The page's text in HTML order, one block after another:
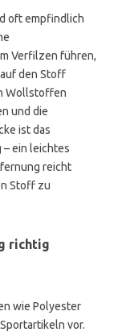
oft empfindlich
Verfilzen führen,
den Stoff
Wollstoffen
und die
ist das
ein leichtes
reicht
Stoff zu
richtig
wie Polyester
vor.